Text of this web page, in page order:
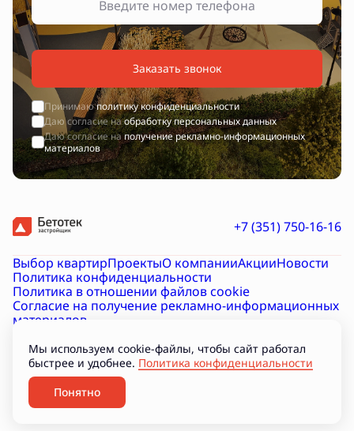
Заказать звонок
Принимаюполитику конфиденциальности
Даю согласие наобработку персональных данных
Даю согласие наполучение рекламно-информационных
материалов
+7 (351) 750-16-16
Выбор квартирПроектыО компанииАкцииНовости
Политика конфиденциальности
Политика в отношении файлов cookie
Согласие на получение рекламно-информационных
материалов
Проектная декларация на наш.дом.рфДокументы
Подборки
Разработано
Мы используем cookie-файлы, чтобы сайт работал
быстрее и удобнее. Политика конфиденциальности
Понятно